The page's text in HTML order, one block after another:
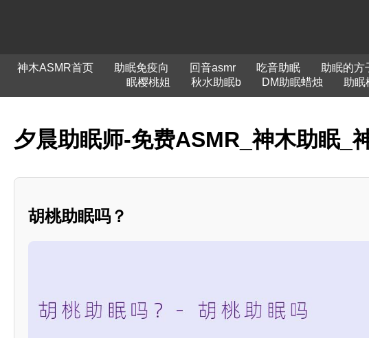
神木ASMR首页 助眠免疫向 回音asmr 吃音助眠 助眠的方
眠樱桃姐
秋水助眠b DM助眠蜡烛 助眠
夕晨助眠师-免费ASMR_神木助眠_
胡桃助眠吗？